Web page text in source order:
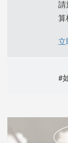
請
算
立
#